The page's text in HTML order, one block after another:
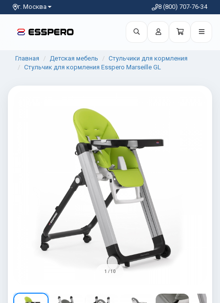
г. Москва 8 (800) 707-76-34
Главная Детская мебель
Стульчики для кормления
Стульчик для кормления Esspero Marseille GL
1 / 10